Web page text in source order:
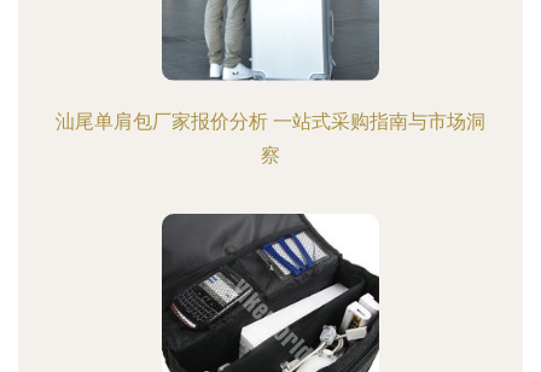
汕尾单肩包厂家报价分析 一站式采购指南与市场洞
察